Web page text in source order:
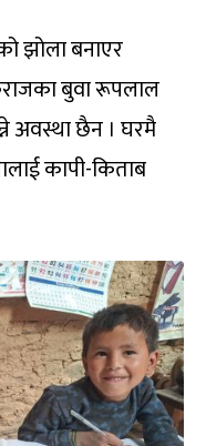
झोला बनाएर
बुवा रूपलाल
अवस्था छैन । घरमै
कापी-किताब